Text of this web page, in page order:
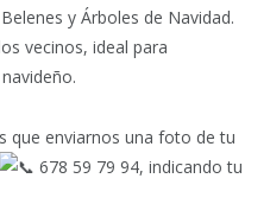
y Árboles de Navidad.
vecinos, ideal para
que enviarnos una foto de tu
678 59 79 94, indicando tu